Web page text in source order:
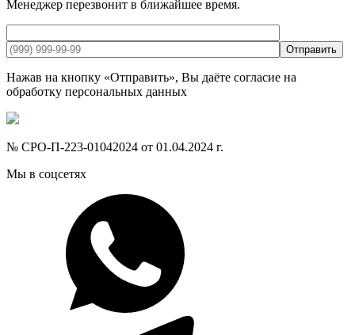
Менеджер перезвонит в ближайшее время.
Отправить
Нажав на кнопку «Отправить», Вы даёте согласие на
обработку персональных данных
№ СРО-П-223-01042024 от 01.04.2024 г.
Мы в соцсетях